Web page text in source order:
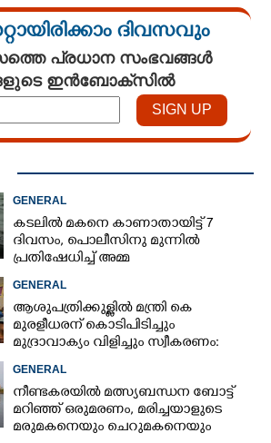
ദിവസവും
പ്രധാന സംഭവങ്ങൾ
ഇൻബോക്സിൽ
GENERAL
കടലിൽ മകനെ കാണാതായിട്ട് 7
ദിവസം, പൊലീസിനു മുന്നിൽ
പ്രതിഷേധിച്ച് അമ്മ
GENERAL
ആശുപത്രിക്കുള്ളിൽ മന്ത്രി കെ
മുരളീധരന് കൊടിപിടിച്ചും
മുദ്രാവാക്യം വിളിച്ചും സ്വീകരണം:
GENERAL
നീണ്ടകരയിൽ മത്സ്യബന്ധന ബോട്ട്
മറിഞ്ഞ്​ ഒരുമരണം,​ മരിച്ചയാളുടെ
മരുമകനെയും ചെറുമകനെയും